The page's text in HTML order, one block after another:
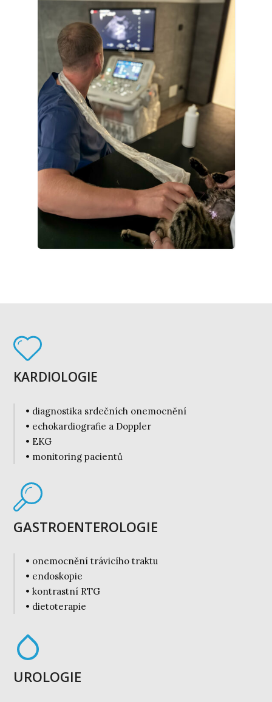
KARDIOLOGIE
• diagnostika srdečních onemocnění
• echokardiografie a Doppler
• EKG
• monitoring pacientů
GASTROENTEROLOGIE
• onemocnění trávicího traktu
• endoskopie
• kontrastní RTG
• dietoterapie
UROLOGIE